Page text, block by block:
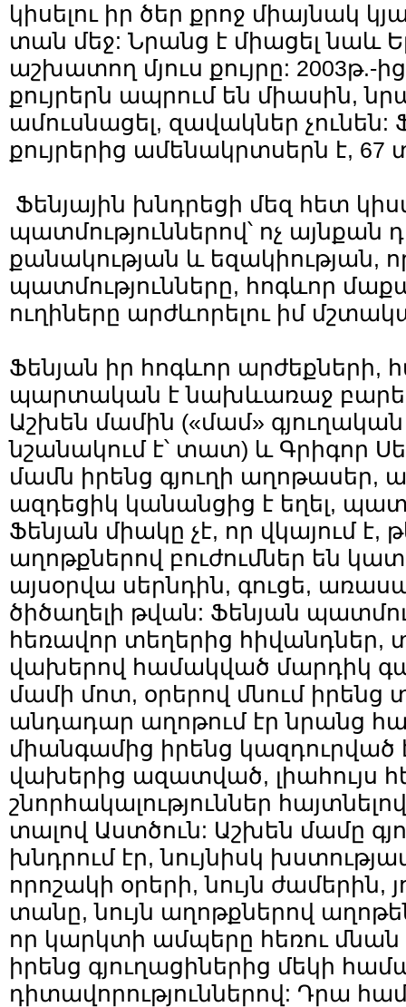
կիսելու իր ծեր քրոջ միայնակ
տան մեջ: Նրանց է միացել նաև
աշխատող մյուս քույրը: 2003թ.-
քույրերն ապրում են միասին,
ամուսնացել, զավակներ չունեն:
քույրերից ամենակրտսերն է,
Ֆենյային խնդրեցի մեզ հետ
պատմություններով՝ ոչ այնքան
քանակության և եզակիության,
պատմությունները, հոգևոր
ուղիները արժևորելու իմ
Ֆենյան իր հոգևոր
պարտական է նախևառաջ
Աշխեն մամին («մամ» գյուղական
նշանակում է՝ տատ) և Գրիգոր
մամն իրենց գյուղի
ազդեցիկ կանանցից է եղել,
Ֆենյան միակը չէ, որ վկայում է,
աղոթքներով բուժումներ են
այսօրվա սերնդին, գուցե,
ծիծաղելի թվան: Ֆենյան
հեռավոր տեղերից
վախերով համակված մարդիկ
մամի մոտ, օրերով մնում իրենց
անդադար աղոթում էր նրանց
միանգամից իրենց կազդուրված
վախերից ազատված, լիահույս
շնորհակալություններ
տալով Աստծուն: Աշխեն մամը
խնդրում էր, նույնիսկ
որոշակի օրերի, նույն ժամերին,
տանը, նույն աղոթքներով
որ կարկտի ամպերը հեռու
իրենց գյուղացիներից մեկի
դիտավորություններով: Դրա